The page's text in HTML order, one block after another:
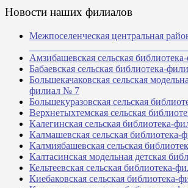
Новости наших филиалов
Межпоселенческая центральная
Амзибашевская сельская
Бабаевская сельская библиотека-
Большекачаковская сельская
филиал № 7
Большекуразовская сельская
Верхнетыхтемская сельская
Калегинская сельская библиотека-
Калмашевская сельская
Калмиябашевская сельская
Калтасинская модельная детская
Кельтеевская сельская библиотека-
Киебаковская сельская библиотека-